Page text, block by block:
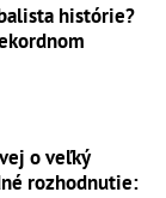
histórie?
o veľký
rozhodnutie: